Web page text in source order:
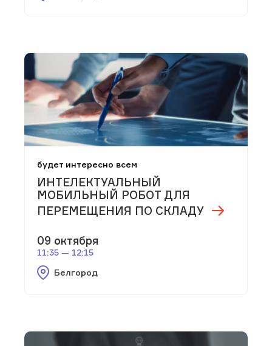
будет интересно всем
ИНТЕЛЕКТУАЛЬНЫЙ
МОБИЛЬНЫЙ РОБОТ ДЛЯ
ПЕРЕМЕЩЕНИЯ ПО СКЛАДУ
09 октября
11:35 — 12:15
Белгород